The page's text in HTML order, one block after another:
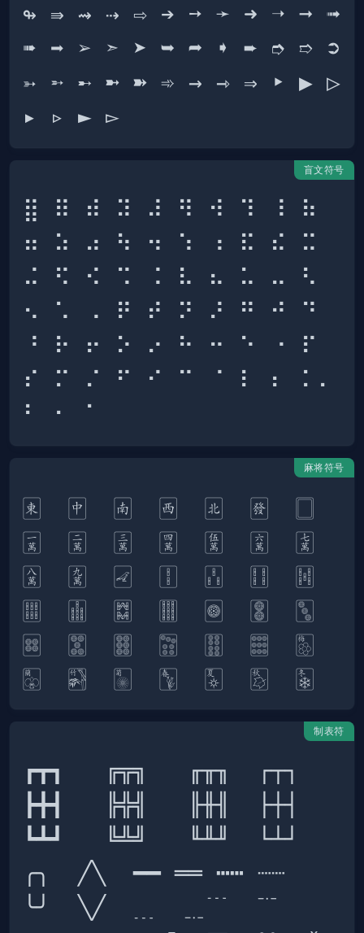
↬ ⇛ ⇝ ⇢ ⇨ ➔ ➙ ➛ ➜ ➝ ➞ ➟
➠ ➡ ➢ ➣ ➤ ➥ ➦ ➧ ➨ ➮ ➱ ➲
➳ ➵ ➸ ➼ ➽ ➾ → ⇾ ⇒ ‣ ▶ ▷
盲文符号
⣿ ⠿ ⠾ ⠽ ⠼ ⠻ ⠺ ⠹ ⠸ ⠷
⠶ ⠵ ⠴ ⠳ ⠲ ⠱ ⠰ ⠯ ⠮ ⠭
⠬ ⠫ ⠪ ⠩ ⠨ ⠧ ⠦ ⠥ ⠤ ⠣
⠢ ⠡ ⠠ ⠟ ⠞ ⠝ ⠜ ⠛ ⠚ ⠙
⠘ ⠗ ⠖ ⠕ ⠔ ⠓ ⠒ ⠑ ⠐ ⠏
⠎ ⠍ ⠌ ⠋ ⠊ ⠉ ⠈ ⠇ ⠆ ⠅⠄
麻将符号
🀀  🀄︎  🀁  🀂  🀃  🀅  🀆
🀇  🀈  🀉  🀊  🀋  🀌  🀍
🀎  🀏  🀐  🀑  🀒  🀓  🀔
🀕  🀖  🀗  🀘  🀙  🀚  🀛
🀜  🀝  🀞  🀟  🀠  🀡  🀢
制表符